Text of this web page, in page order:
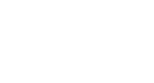
Caractéristiques